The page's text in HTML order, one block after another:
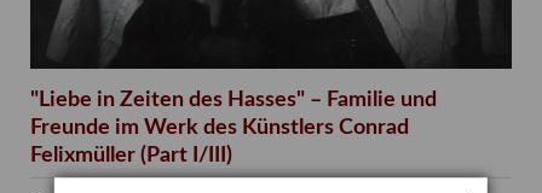
"Liebe in Zeiten des Hasses" – Familie und
Freunde im Werk des Künstlers Conrad
Felixmüller (Part I/III)